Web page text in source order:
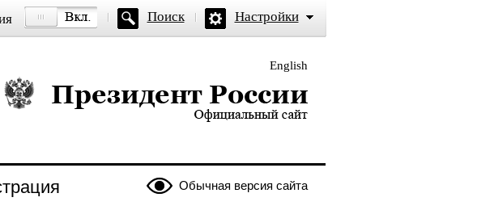
Поиск Настройки
English
Президент России — официальный сайт
Обычная версия сайта